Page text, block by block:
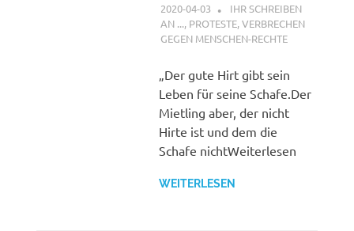
2020-04-03 G A
IHR SCHREIBEN
AN ..., PROTESTE,VERBRECHEN
GEGEN MENSCHEN-RECHTE
„Der gute Hirt gibt sein
Leben für seine Schafe.Der
Mietling aber, der nicht
Hirte ist und dem die
Schafe nichtWeiterlesen
WEITERLESEN